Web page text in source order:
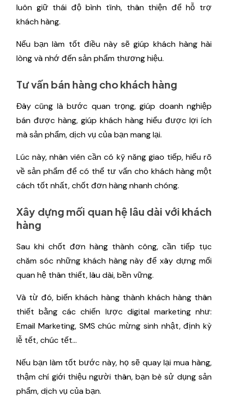
luôn giữ thái độ bình tĩnh, thân thiện để hỗ trợ
khách hàng.
Nếu bạn làm tốt điều này sẽ giúp khách hàng hài
lòng và nhớ đến sản phẩm thương hiệu.
Tư vấn bán hàng cho khách hàng
Đây cũng là bước quan trọng, giúp doanh nghiệp
bán được hàng, giúp khách hàng hiểu được lợi ích
mà sản phẩm, dịch vụ của bạn mang lại.
Lúc này, nhân viên cần có kỹ năng giao tiếp, hiểu rõ
về sản phẩm để có thể tư vấn cho khách hàng một
cách tốt nhất, chốt đơn hàng nhanh chóng.
Xây dựng mối quan hệ lâu dài với khách
hàng
Sau khi chốt đơn hàng thành công, cần tiếp tục
chăm sóc những khách hàng này để xây dựng mối
quan hệ thân thiết, lâu dài, bền vững.
Và từ đó, biến khách hàng thành khách hàng thân
thiết bằng các chiến lược digital marketing như:
Email Marketing, SMS chúc mừng sinh nhật, định kỳ
lễ tết, chúc tết…
Nếu bạn làm tốt bước này, họ sẽ quay lại mua hàng,
thậm chí giới thiệu người thân, bạn bè sử dụng sản
phẩm, dịch vụ của bạn.